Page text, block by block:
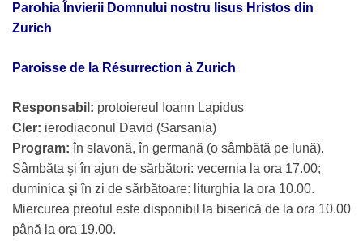
Parohia Învierii Domnului nostru Iisus Hristos din
Zurich
Paroisse de la Résurrection à Zurich
Responsabil: protoiereul Ioann Lapidus
Cler: ierodiaconul David (Sarsania)
Program: în slavonă, în germană (o sâmbătă pe lună).
Sâmbăta şi în ajun de sărbători: vecernia la ora 17.00;
duminica şi în zi de sărbătoare: liturghia la ora 10.00.
Miercurea preotul este disponibil la biserică de la ora 10.00
până la ora 19.00.